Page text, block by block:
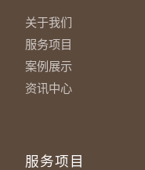
关于我们
服务项目
案例展示
资讯中心
服务项目